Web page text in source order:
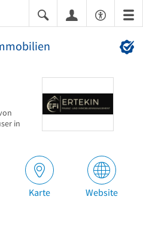
in
Karte Website